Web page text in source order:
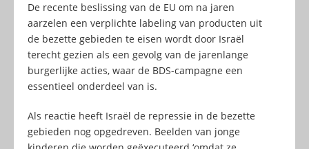
De recente beslissing van de EU om na jaren
aarzelen een verplichte labeling van producten uit
de bezette gebieden te eisen wordt door Israël
terecht gezien als een gevolg van de jarenlange
burgerlijke acties, waar de BDS-campagne een
essentieel onderdeel van is.
Als reactie heeft Israël de repressie in de bezette
gebieden nog opgedreven. Beelden van jonge